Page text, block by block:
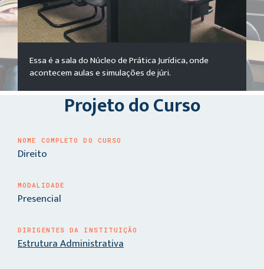
Essa é a sala do Núcleo de Prática Jurídica, onde
acontecem aulas e simulações de júri.
Projeto do Curso
NOME COMPLETO DO CURSO
Direito
MODALIDADE
Presencial
DIRIGENTES DA INSTITUIÇÃO
Estrutura Administrativa